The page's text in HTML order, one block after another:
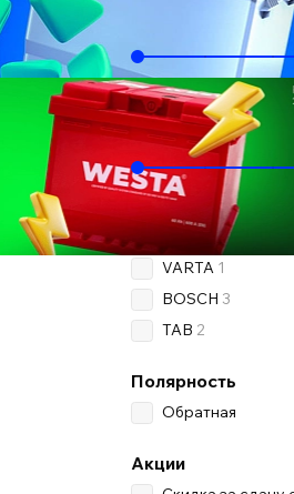
Пусковой ток, А
330
Бренд
TOPLA 1
VARTA 1
BOSCH 3
TAB 2
Полярность
Обратная
Акции